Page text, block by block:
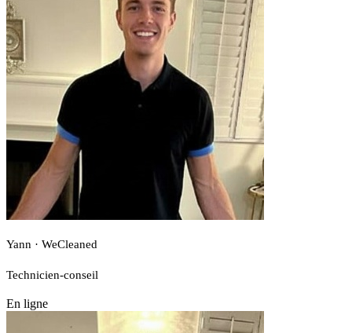
Yann · WeCleaned
Technicien-conseil
En ligne